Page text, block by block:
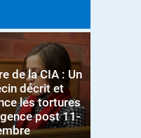
de la CIA : Un
décrit et
les tortures
post 11-